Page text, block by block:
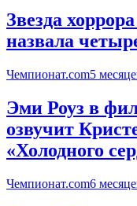
Звезда
назвала
Чемпионат.com5
Эми Роуз в
озвучит
«Холодного
Чемпионат.com6